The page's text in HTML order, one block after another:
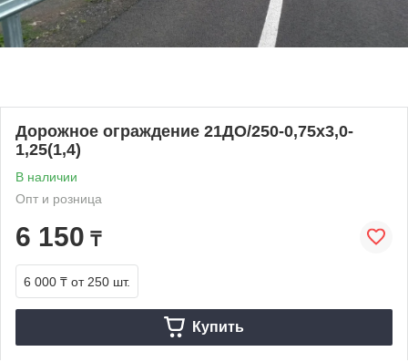
Дорожное ограждение 21ДО/250-0,75x3,0-
1,25(1,4)
В наличии
Опт и розница
6 150 ₸
6 000 ₸ от 250 шт.
Купить